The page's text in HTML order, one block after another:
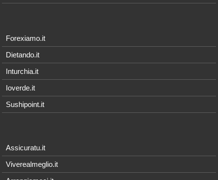
Forexiamo.it
Dietando.it
Inturchia.it
Ioverde.it
Sushipoint.it
Assicuratu.it
Viverealmeglio.it